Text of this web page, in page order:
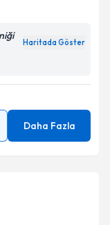
Haritada Göster
Daha Fazla